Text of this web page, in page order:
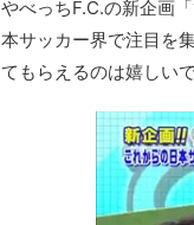
やべっちF.C.の新企画
本サッカー界で注目を
てもらえるのは嬉しいで